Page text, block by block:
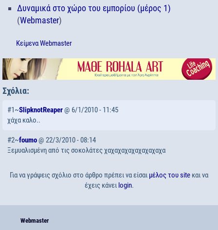
Δυναμικά στο χώρο του εμπορίου (μέρος 1)
(Webmaster)
ΚείμεναWebmaster
Σχόλια:
#1~SlipknotReaper@ 6/1/2010 - 11:45
χάχα καλο..
#2~foumo @ 22/3/2010 - 08:14
Ξεμυαλισμένη από τις σοκολάτες χαχαχαχαχαχαχαχαχα
Για να γράψεις σχόλιο στο άρθρο πρέπει να είσαι μέλος του site και να
έχεις κάνει login.
Webmaster